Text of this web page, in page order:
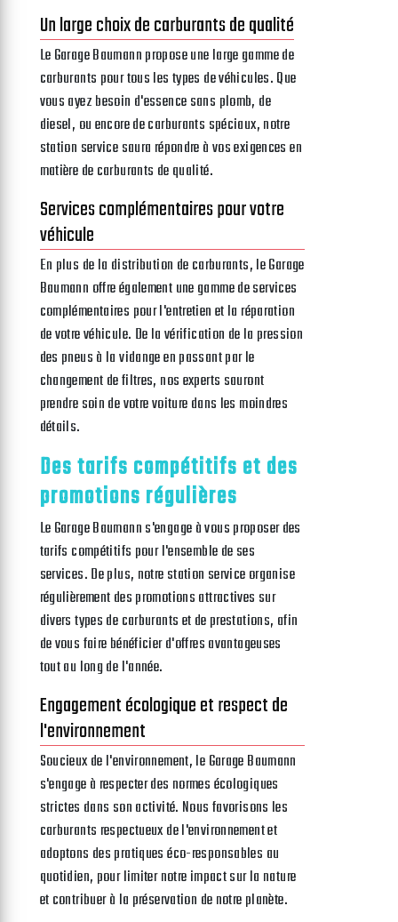
Un large choix de carburants de qualité
Le Garage Baumann propose une large gamme de
carburants pour tous les types de véhicules. Que
vous ayez besoin d'essence sans plomb, de
diesel, ou encore de carburants spéciaux, notre
station service saura répondre à vos exigences en
matière de carburants de qualité.
Services complémentaires pour votre
véhicule
En plus de la distribution de carburants, le Garage
Baumann offre également une gamme de services
complémentaires pour l'entretien et la réparation
de votre véhicule. De la vérification de la pression
des pneus à la vidange en passant par le
changement de filtres, nos experts sauront
prendre soin de votre voiture dans les moindres
détails.
Des tarifs compétitifs et des
promotions régulières
Le Garage Baumann s'engage à vous proposer des
tarifs compétitifs pour l'ensemble de ses
services. De plus, notre station service organise
régulièrement des promotions attractives sur
divers types de carburants et de prestations, afin
de vous faire bénéficier d'offres avantageuses
tout au long de l'année.
Engagement écologique et respect de
l'environnement
Soucieux de l'environnement, le Garage Baumann
s'engage à respecter des normes écologiques
strictes dans son activité. Nous favorisons les
carburants respectueux de l'environnement et
adoptons des pratiques éco-responsables au
quotidien, pour limiter notre impact sur la nature
et contribuer à la préservation de notre planète.